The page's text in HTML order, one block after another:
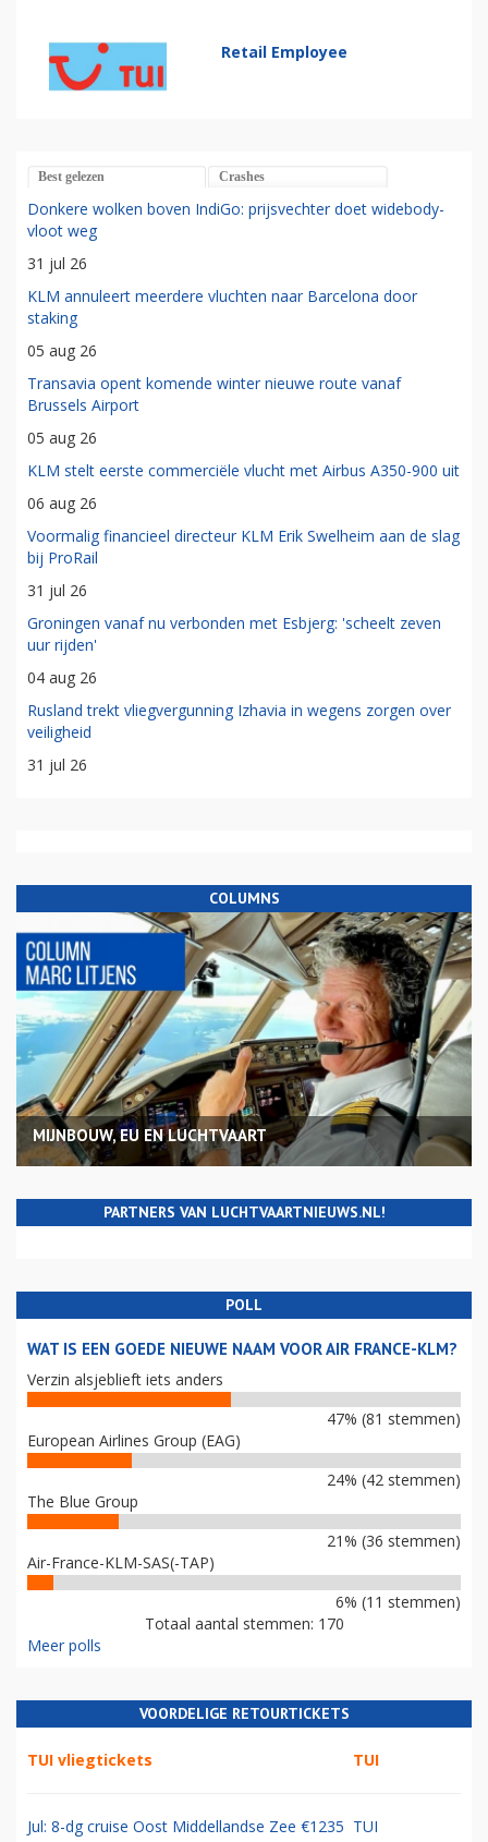
Retail Employee
Best gelezen Crashes
Donkere wolken boven IndiGo: prijsvechter doet widebody-
vloot weg
31 jul 26
KLM annuleert meerdere vluchten naar Barcelona door
staking
05 aug 26
Transavia opent komende winter nieuwe route vanaf
Brussels Airport
05 aug 26
KLM stelt eerste commerciële vlucht met Airbus A350-900 uit
06 aug 26
Voormalig financieel directeur KLM Erik Swelheim aan de slag
bij ProRail
31 jul 26
Groningen vanaf nu verbonden met Esbjerg: 'scheelt zeven
uur rijden'
04 aug 26
Rusland trekt vliegvergunning Izhavia in wegens zorgen over
veiligheid
31 jul 26
COLUMNS
MIJNBOUW, EU EN LUCHTVAART
PARTNERS VAN LUCHTVAARTNIEUWS.NL!
POLL
WAT IS EEN GOEDE NIEUWE NAAM VOOR AIR FRANCE-KLM?
Verzin alsjeblieft iets anders
47% (81 stemmen)
European Airlines Group (EAG)
24% (42 stemmen)
The Blue Group
21% (36 stemmen)
Air-France-KLM-SAS(-TAP)
6% (11 stemmen)
Totaal aantal stemmen: 170
Meer polls
VOORDELIGE RETOURTICKETS
TUI vliegtickets TUI
Jul: 8-dg cruise Oost Middellandse Zee €1235 TUI